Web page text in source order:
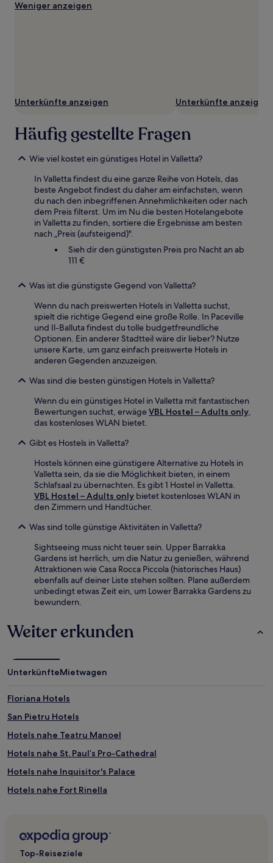
Weniger anzeigen
Unterkünfte anzeigen Unterkünfte anzeigen
Häufig gestellte Fragen
Wie viel kostet ein günstiges Hotel in Valletta?
In Valletta findest du eine ganze Reihe von Hotels, das
beste Angebot findest du daher am einfachsten, wenn
du nach den inbegriffenen Annehmlichkeiten oder nach
dem Preis filterst. Um im Nu die besten Hotelangebote
in Valletta zu finden, sortiere die Ergebnisse am besten
nach „Preis (aufsteigend)".
Sieh dir den günstigsten Preis pro Nacht an ab
111 €
Was ist die günstigste Gegend von Valletta?
Wenn du nach preiswerten Hotels in Valletta suchst,
spielt die richtige Gegend eine große Rolle. In Paceville
und Il-Balluta findest du tolle budgetfreundliche
Optionen. Ein anderer Stadtteil wäre dir lieber? Nutze
unsere Karte, um ganz einfach preiswerte Hotels in
anderen Gegenden anzuzeigen.
Was sind die besten günstigen Hotels in Valletta?
Wenn du ein günstiges Hotel in Valletta mit fantastischen
Bewertungen suchst, erwägeVBL Hostel – Adults only
das kostenloses WLAN bietet.
Gibt es Hostels in Valletta?
Hostels können eine günstigere Alternative zu Hotels in
Valletta sein, da sie die Möglichkeit bieten, in einem
Schlafsaal zu übernachten. Es gibt 1 Hostel in Valletta.
VBL Hostel – Adults only bietet kostenloses WLAN in
den Zimmern und Handtücher.
Was sind tolle günstige Aktivitäten in Valletta?
Sightseeing muss nicht teuer sein. Upper Barrakka
Gardens ist herrlich, um die Natur zu genießen, während
Attraktionen wie Casa Rocca Piccola (historisches Haus)
ebenfalls auf deiner Liste stehen sollten. Plane außerdem
unbedingt etwas Zeit ein, um Lower Barrakka Gardens zu
bewundern.
Weiter erkunden
UnterkünfteMietwagen
Floriana Hotels
San Pietru Hotels
Hotels nahe Teatru Manoel
Hotels nahe St. Paul’s Pro-Cathedral
Hotels nahe Inquisitor's Palace
Hotels nahe Fort Rinella
Hotels nahe Notre Dame Gate
Top-Reiseziele